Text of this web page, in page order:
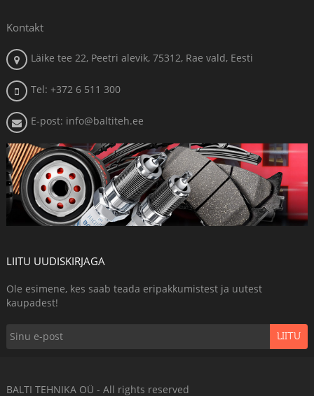
Kontakt
Läike tee 22, Peetri alevik, 75312, Rae vald, Eesti
Tel: +372 6 511 300
E-post: info@baltiteh.ee
LIITU UUDISKIRJAGA
Ole esimene, kes saab teada eripakkumistest ja uutest
kaupadest!
LIITU
BALTI TEHNIKA OÜ - All rights reserved